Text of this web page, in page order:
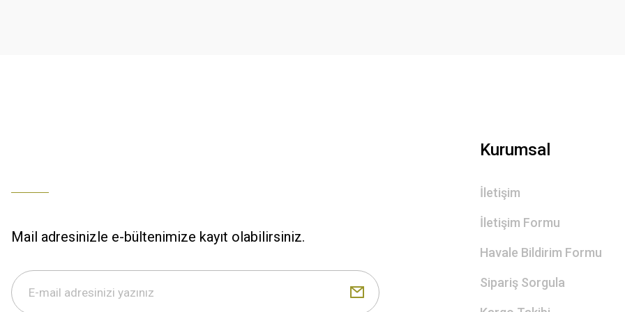
S... M... | 29/12/2025
Mail adresinizle e-bültenimize kayıt olabilirsiniz.
Kurumsal
İletişim
İletişim Formu
Havale Bildirim Formu
Sipariş Sorgula